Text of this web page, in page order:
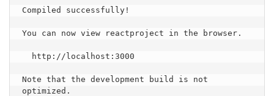
Compiled successfully!
You can now view reactproject in the browser.
Note that the development build is not
optimized.